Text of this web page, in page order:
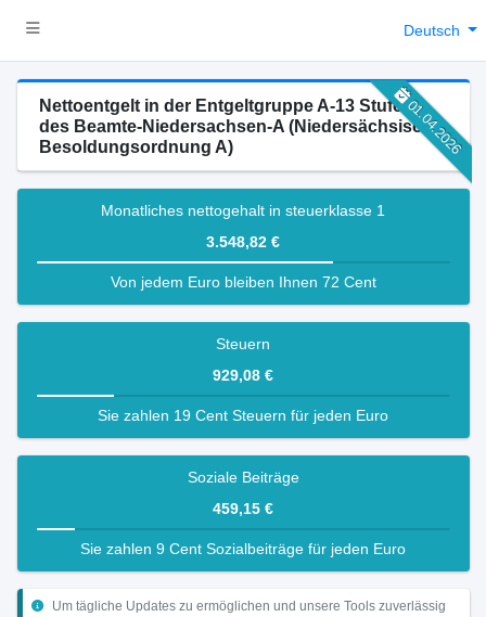
Deutsch
01.04.2026
Nettoentgelt in der Entgeltgruppe A-13 Stufe 4
des Beamte-Niedersachsen-A (Niedersächsische
Besoldungsordnung A)
Monatliches nettogehalt in steuerklasse 1
3.548,82 €
Von jedem Euro bleiben Ihnen 72 Cent
Steuern
929,08 €
Sie zahlen 19 Cent Steuern für jeden Euro
Soziale Beiträge
459,15 €
Sie zahlen 9 Cent Sozialbeiträge für jeden Euro
Um tägliche Updates zu ermöglichen und unsere Tools zuverlässig